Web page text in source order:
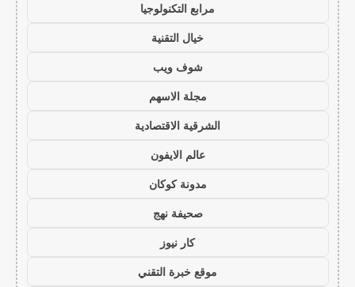
مرابع التكنولوجيا
خيال التقنية
شوف ويب
مجلة الاسهم
الشرقية الاقتصادية
عالم الايفون
مدونة كوكان
صحيفة نهج
كار نيوز
موقع خبرة التقني